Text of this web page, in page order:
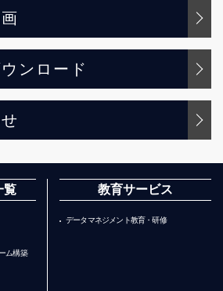
ンロード
覧
ム構築
教育サービス
データマネジメント教育・研修